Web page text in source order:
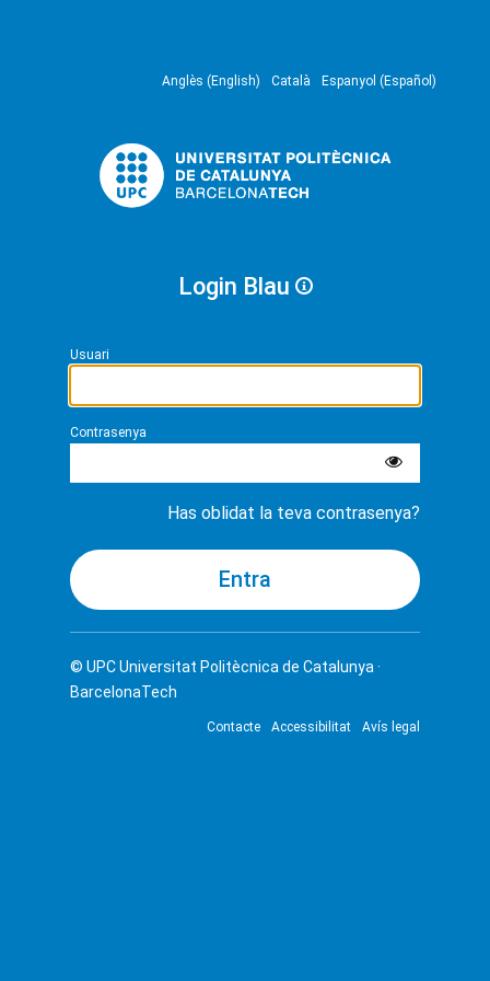
Anglès (English) Català Espanyol (Español)
Login Blau
Usuari
Contrasenya
Has oblidat la teva contrasenya?
© UPCUniversitat Politècnica de Catalunya ·
BarcelonaTech
Contacte Accessibilitat Avís legal